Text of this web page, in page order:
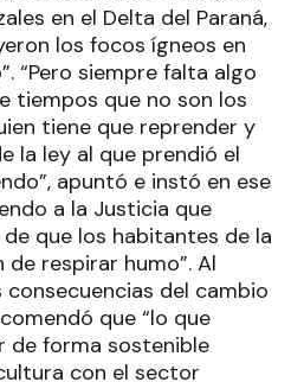
en el Delta del Paraná,
los focos ígneos en
“Pero siempre falta algo
tiempos que no son los
tiene que reprender y
la ley al que prendió el
apuntó e instó en ese
a la Justicia que
que los habitantes de la
respirar humo”. Al
del cambio
que “lo que
de forma sostenible
con el sector